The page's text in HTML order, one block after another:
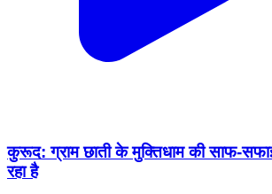
कुरूद: ग्राम छाती के मुक्तिधाम की साफ-
रहा है